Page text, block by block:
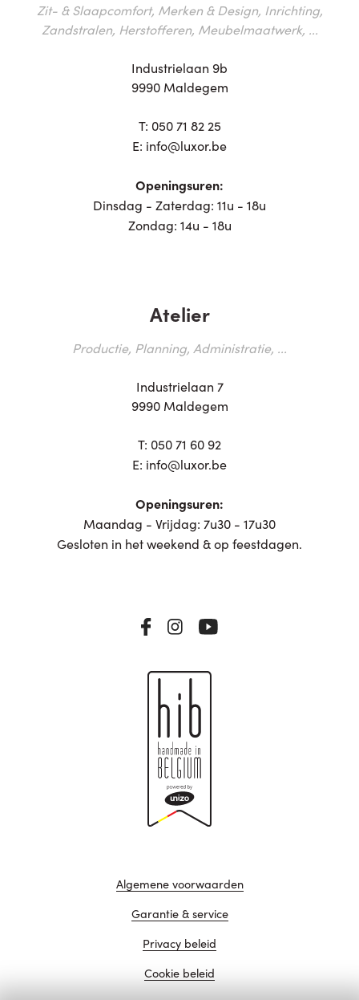
Zit- & Slaapcomfort, Merken & Design, Inrichting,
Zandstralen, Herstofferen, Meubelmaatwerk, ...
Industrielaan 9b
9990 Maldegem
T: 050 71 82 25
E: info@luxor.be
Openingsuren:
Dinsdag - Zaterdag: 11u - 18u
Zondag: 14u - 18u
Atelier
Productie, Planning, Administratie, ...
Industrielaan 7
9990 Maldegem
T: 050 71 60 92
E: info@luxor.be
Openingsuren:
Maandag - Vrijdag: 7u30 - 17u30
Gesloten in het weekend & op feestdagen.
Algemene voorwaarden
Garantie & service
Privacy beleid
Cookie beleid